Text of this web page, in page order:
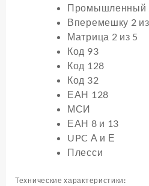
Промышленный
Вперемешку 2
Матрица 2 из 5
Код 93
Код 128
Код 32
ЕАН 128
МСИ
ЕАН 8 и 13
UPC А и Е
Плесси
Технические характеристики: